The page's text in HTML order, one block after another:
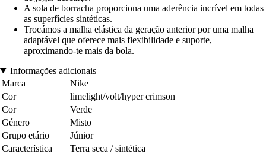
A sola de borracha proporciona uma aderência incrível em todas
as superfícies sintéticas.
Trocámos a malha elástica da geração anterior por uma malha
adaptável que oferece mais flexibilidade e suporte,
aproximando-te mais da bola.
Informações adicionais
Marca
Nike
Cor
limelight/volt/hyper crimson
Cor
Verde
Género
Misto
Grupo etário
Júnior
Característica
Terra seca / sintética